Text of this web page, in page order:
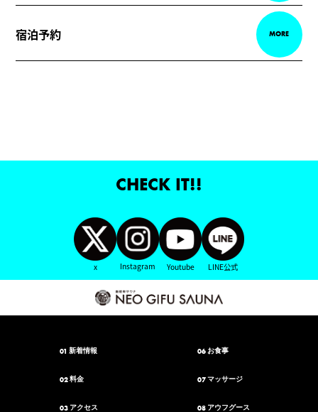
宿泊予約 MORE
CHECK IT!!
x Instagram Youtube LINE公式
01 新着情報
02 料金
03 アクセス
06 お食事
07 マッサージ
08 アウフグース